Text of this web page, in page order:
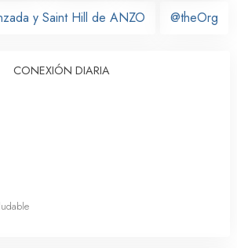
y Saint Hill de ANZO @theOrg
CONEXIÓN DIARIA